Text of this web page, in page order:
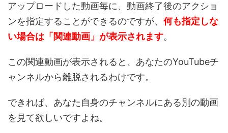
アップロードした動画毎に、動画終了後のアクショ
ンを指定することができるのですが、 何も指定しな
い場合は「関連動画」が表示されます。
この関連動画が表示されると、あなたのYouTubeチ
ャンネルから離脱されるわけです。
できれば、あなた自身のチャンネルにある別の動画
を見て欲しいですよね。